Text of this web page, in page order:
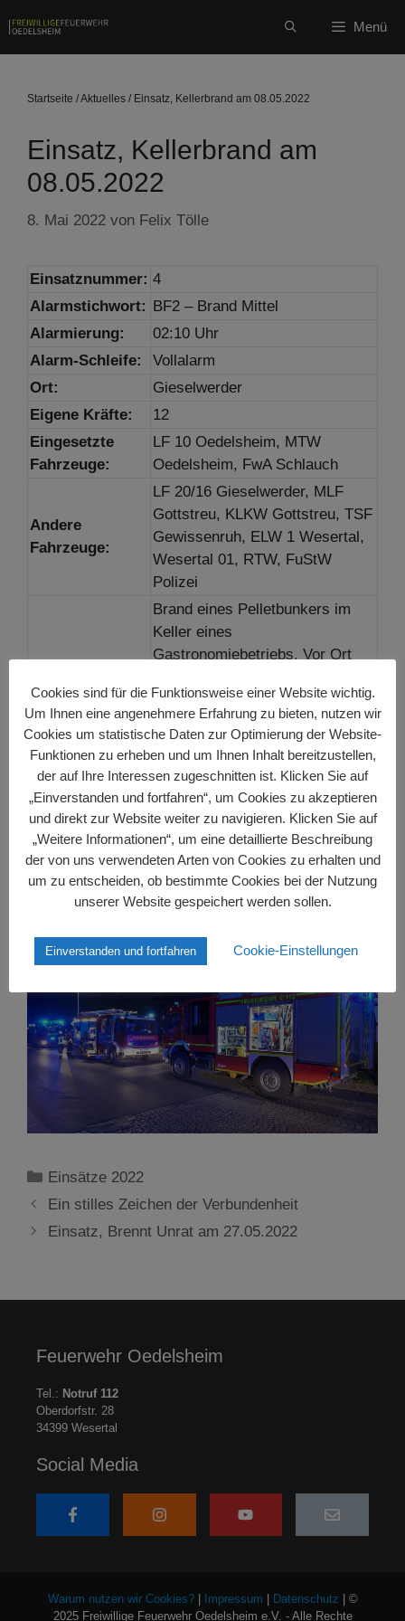
Inhalt
springen
Menü
Startseite /Aktuelles / Einsatz, Kellerbrand am 08.05.2022
Einsatz, Kellerbrand am
08.05.2022
8. Mai 2022 von Felix Tölle
Einsatznummer: 4
Alarmstichwort: BF2 – Brand Mittel
Alarmierung:
02:10 Uhr
Alarm-Schleife:
Vollalarm
Ort:
Gieselwerder
Eigene Kräfte:
12
Eingesetzte
Fahrzeuge:
LF 10 Oedelsheim, MTW
Oedelsheim, FwA Schlauch
Andere
Fahrzeuge:
LF 20/16 Gieselwerder, MLF
Gottstreu, KLKW Gottstreu, TSF
Gewissenruh, ELW 1 Wesertal,
Wesertal 01, RTW, FuStW
Polizei
Bericht:
Brand eines Pelletbunkers im
Keller eines
Gastronomiebetriebs. Vor Ort
Atemschutzgeräteträger und
blieben in Einsatzbereitschaft,
bis gemeldet wurde, dass das
Feuer aus ist.
Kategorien
Einsätze 2022
Ein stilles Zeichen der Verbundenheit
Einsatz, Brennt Unrat am 27.05.2022
Feuerwehr Oedelsheim
Tel.: Notruf 112
Oberdorfstr. 28
34399 Wesertal
Social Media
Warum nutzen wir Cookies?| Impressum Datenschutz | ©
2025 Freiwillige Feuerwehr Oedelsheim e.V. - Alle Rechte
Cookies sind für die Funktionsweise einer Website wichtig.
Um Ihnen eine angenehmere Erfahrung zu bieten, nutzen wir
Cookies um statistische Daten zur Optimierung der Website-
Funktionen zu erheben und um Ihnen Inhalt bereitzustellen,
der auf Ihre Interessen zugeschnitten ist. Klicken Sie auf
„Einverstanden und fortfahren“, um Cookies zu akzeptieren
und direkt zur Website weiter zu navigieren. Klicken Sie auf
„Weitere Informationen“, um eine detaillierte Beschreibung
der von uns verwendeten Arten von Cookies zu erhalten und
um zu entscheiden, ob bestimmte Cookies bei der Nutzung
unserer Website gespeichert werden sollen.
Einverstanden und fortfahren Cookie-Einstellungen